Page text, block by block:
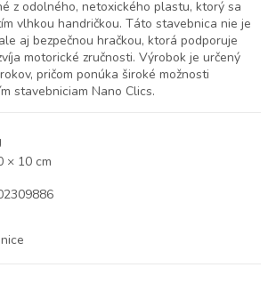
z odolného, netoxického plastu, ktorý sa
vlhkou handričkou. Táto stavebnica nie je
aj bezpečnou hračkou, ktorá podporuje
motorické zručnosti. Výrobok je určený
pričom ponúka široké možnosti
stavebniciam Nano Clics.
× 10 cm